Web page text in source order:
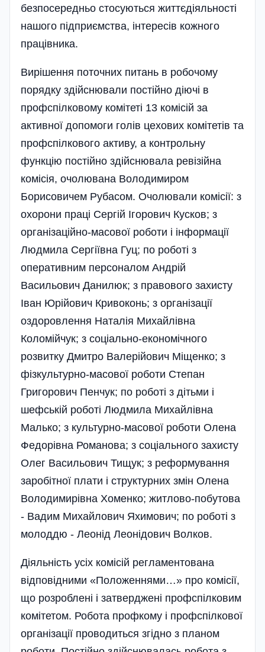
безпосередньо стосуються життєдіяльності
нашого підприємства, інтересів кожного
працівника.
Вирішення поточних питань в робочому
порядку здійснювали постійно діючі в
профспілковому комітеті 13 комісій за
активної допомоги голів цехових комітетів та
профспілкового активу, а контрольну
функцію постійно здійснювала ревізійна
комісія, очолювана Володимиром
Борисовичем Рубасом. Очолювали комісії: з
охорони праці Сергій Ігорович Кусков; з
організаційно-масової роботи і інформації
Людмила Сергіївна Гуц; по роботі з
оперативним персоналом Андрій
Васильович Данилюк; з правового захисту
Іван Юрійович Кривоконь; з організації
оздоровлення Наталія Михайлівна
Коломійчук; з соціально-економічного
розвитку Дмитро Валерійович Міщенко; з
фізкультурно-масової роботи Степан
Григорович Пенчук; по роботі з дітьми і
шефській роботі Людмила Михайлівна
Малько; з культурно-масової роботи Олена
Федорівна Романова; з соціального захисту
Олег Васильович Тищук; з реформування
заробітної плати і структурних змін Олена
Володимирівна Хоменко; житлово-побутова
- Вадим Михайлович Яхимович; по роботі з
молоддю - Леонід Леонідович Волков.
Діяльність усіх комісій регламентована
відповідними «Положеннями…» про комісії,
що розроблені і затверджені профспілковим
комітетом. Робота профкому і профспілкової
організації проводиться згідно з планом